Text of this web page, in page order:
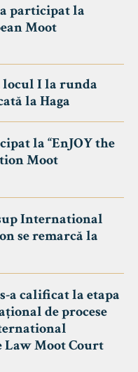
participat la
Moot
locul I la runda
la Haga
la “EnJOY the
Moot
International
se remarcă la
a calificat la etapa
de procese
Law Moot Court